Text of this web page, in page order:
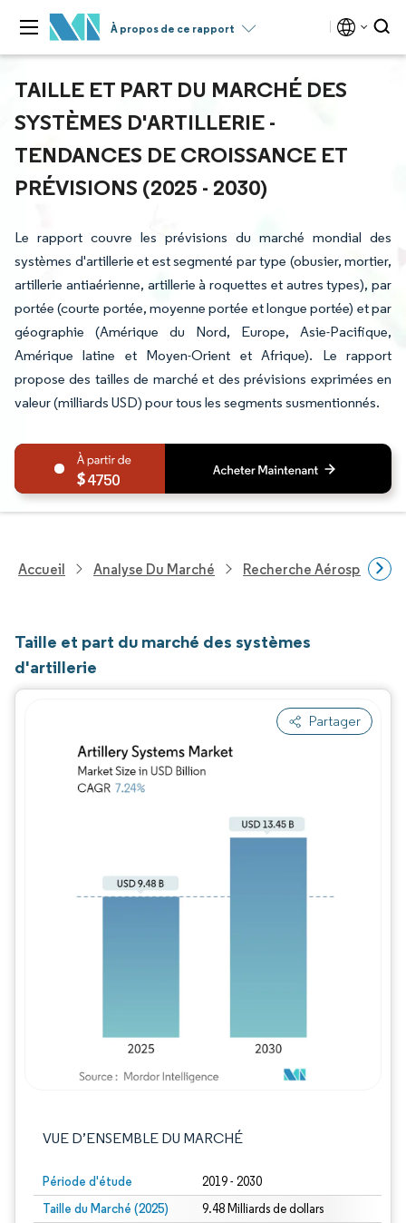
À propos de ce rapport
TAILLE ET PART DU MARCHÉ DES
SYSTÈMES D'ARTILLERIE -
TENDANCES DE CROISSANCE ET
PRÉVISIONS (2025 - 2030)
Le rapport couvre les prévisions du marché mondial des
systèmes d'artillerie et est segmenté par type (obusier, mortier,
artillerie antiaérienne, artillerie à roquettes et autres types), par
portée (courte portée, moyenne portée et longue portée) et par
géographie (Amérique du Nord, Europe, Asie-Pacifique,
Amérique latine et Moyen-Orient et Afrique). Le rapport
propose des tailles de marché et des prévisions exprimées en
valeur (milliards USD) pour tous les segments susmentionnés.
4750
Accueil Analyse Du Marché Recherche Aérospatiale
Taille et part du marché des systèmes
d'artillerie
Partager
VUE D’ENSEMBLE DU MARCHÉ
Période d'étude 2019 - 2030
Taille du Marché (2025) 9.48 Milliards de dollars